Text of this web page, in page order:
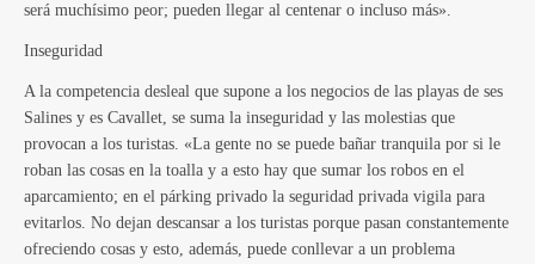
será muchísimo peor; pueden llegar al centenar o incluso más».
Inseguridad
A la competencia desleal que supone a los negocios de las playas de ses
Salines y es Cavallet, se suma la inseguridad y las molestias que
provocan a los turistas. «La gente no se puede bañar tranquila por si le
roban las cosas en la toalla y a esto hay que sumar los robos en el
aparcamiento; en el párking privado la seguridad privada vigila para
evitarlos. No dejan descansar a los turistas porque pasan constantemente
ofreciendo cosas y esto, además, puede conllevar a un problema